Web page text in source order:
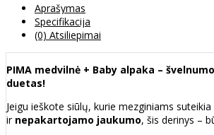
Aprašymas
Specifikacija
(0) Atsiliepimai
PIMA medvilnė + Baby alpaka –
duetas!
Jeigu ieškote siūlų, kurie mezginiams
ir nepakartojamo jaukumo, šis derinys –